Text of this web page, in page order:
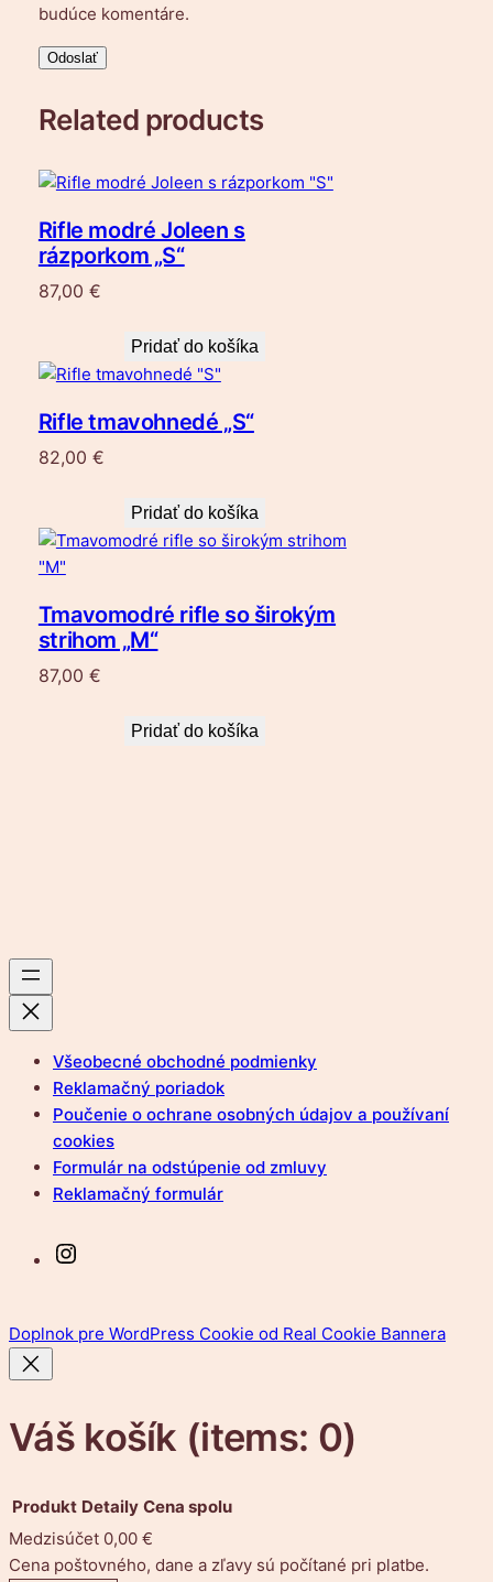
budúce komentáre.
Related products
Rifle modré Joleen s
rázporkom „S“
87,00 €
Pridať do košíka
Rifle tmavohnedé „S“
82,00 €
Pridať do košíka
Tmavomodré rifle so širokým
strihom „M“
87,00 €
Pridať do košíka
Všeobecné obchodné podmienky
Reklamačný poriadok
Poučenie o ochrane osobných údajov a používaní
cookies
Formulár na odstúpenie od zmluvy
Reklamačný formulár
Doplnok pre WordPress Cookie od Real Cookie Bannera
Váš košík (items: 0)
Produkt Detaily Cena spolu
Medzisúčet 0,00 €
Cena poštovného, dane a zľavy sú počítané pri platbe.